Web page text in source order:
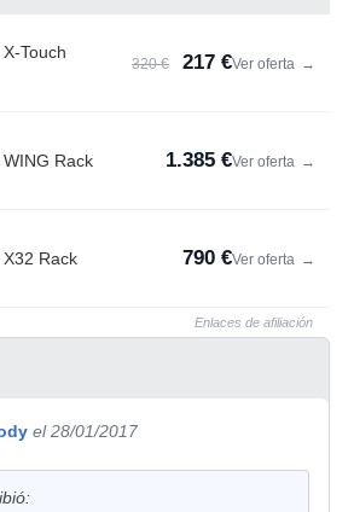
Touch
320 € 217 €Ver oferta →
Rack 1.385 €Ver oferta →
Rack 790 €Ver oferta →
Enlaces de afiliación
el 28/01/2017